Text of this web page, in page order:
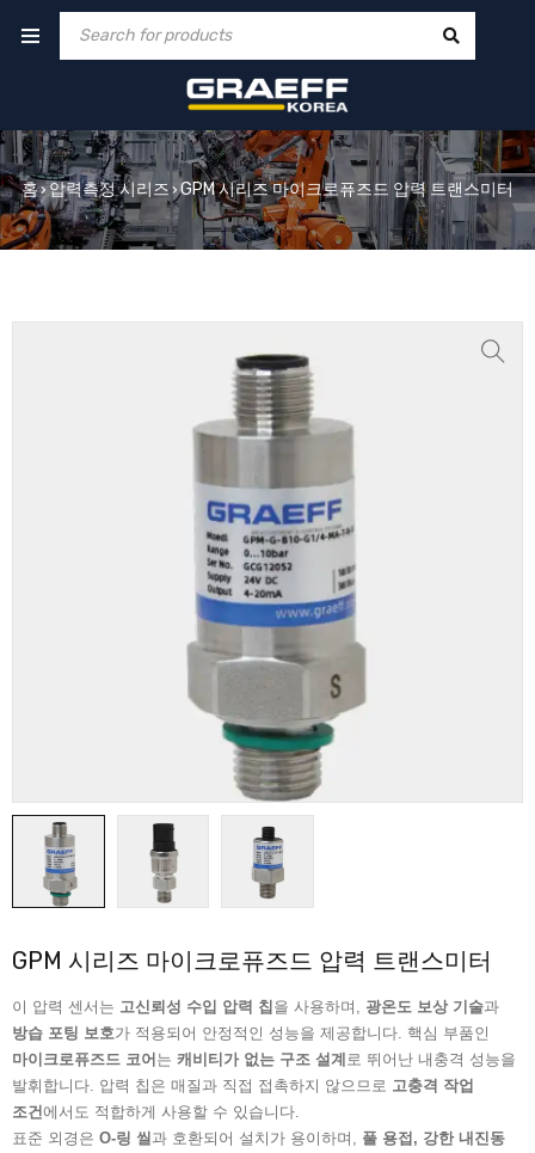
홈›압력측정 시리즈› GPM 시리즈 마이크로퓨즈드 압력 트랜스미터
GPM 시리즈 마이크로퓨즈드 압력 트랜스미터
이 압력 센서는 고신뢰성 수입 압력 칩을 사용하며, 광온도 보상 기술과
방습 포팅 보호가 적용되어 안정적인 성능을 제공합니다. 핵심 부품인
마이크로퓨즈드 코어는 캐비티가 없는 구조 설계 로 뛰어난 내충격 성능을
발휘합니다. 압력 칩은 매질과 직접 접촉하지 않으므로 고충격 작업
조건에서도 적합하게 사용할 수 있습니다.
표준 외경은 O-링 씰과 호환되어 설치가 용이하며, 풀 용접, 강한 내진동